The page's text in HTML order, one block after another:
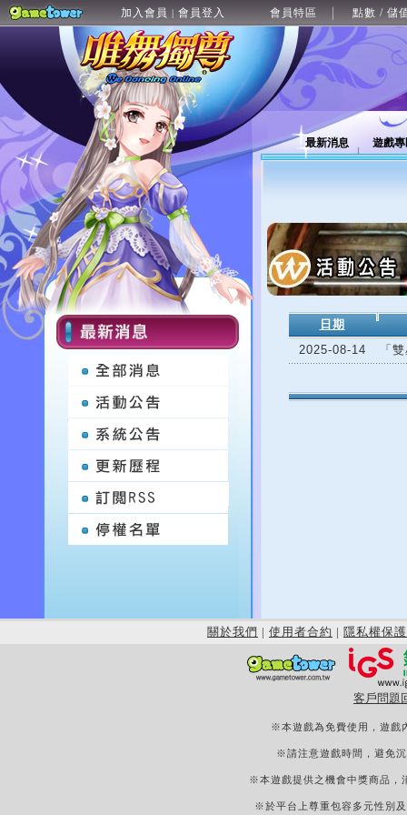
加入會員 | 會員登入 會員特區 點數 / 儲
最新消息 遊戲
日期
2025-08-14
「
關於我們 | 使用者合約 | 隱私權保護
客戶問題
※本遊戲為免費使用，遊戲
※請注意遊戲時間，避免
※本遊戲提供之機會中獎商品，
※於平台上尊重包容多元性別